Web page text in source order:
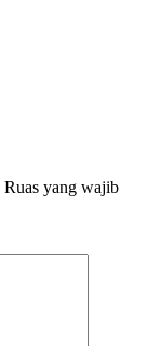
Ruas yang wajib